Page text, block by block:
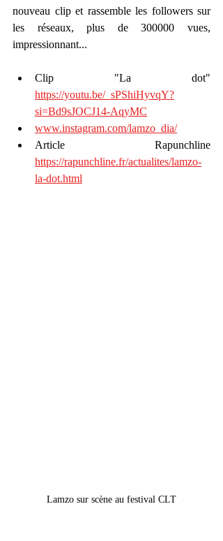
nouveau clip et rassemble les followers sur
les réseaux, plus de 300000 vues,
impressionnant...
https://youtu.be/_sPShiHyvqY?
si=Bd9sJOCJ14-AqyMC
www.instagram.com/lamzo_dia/
https://rapunchline.fr/actualites/lamzo-
la-dot.html
Lamzo sur scène au festival CLT